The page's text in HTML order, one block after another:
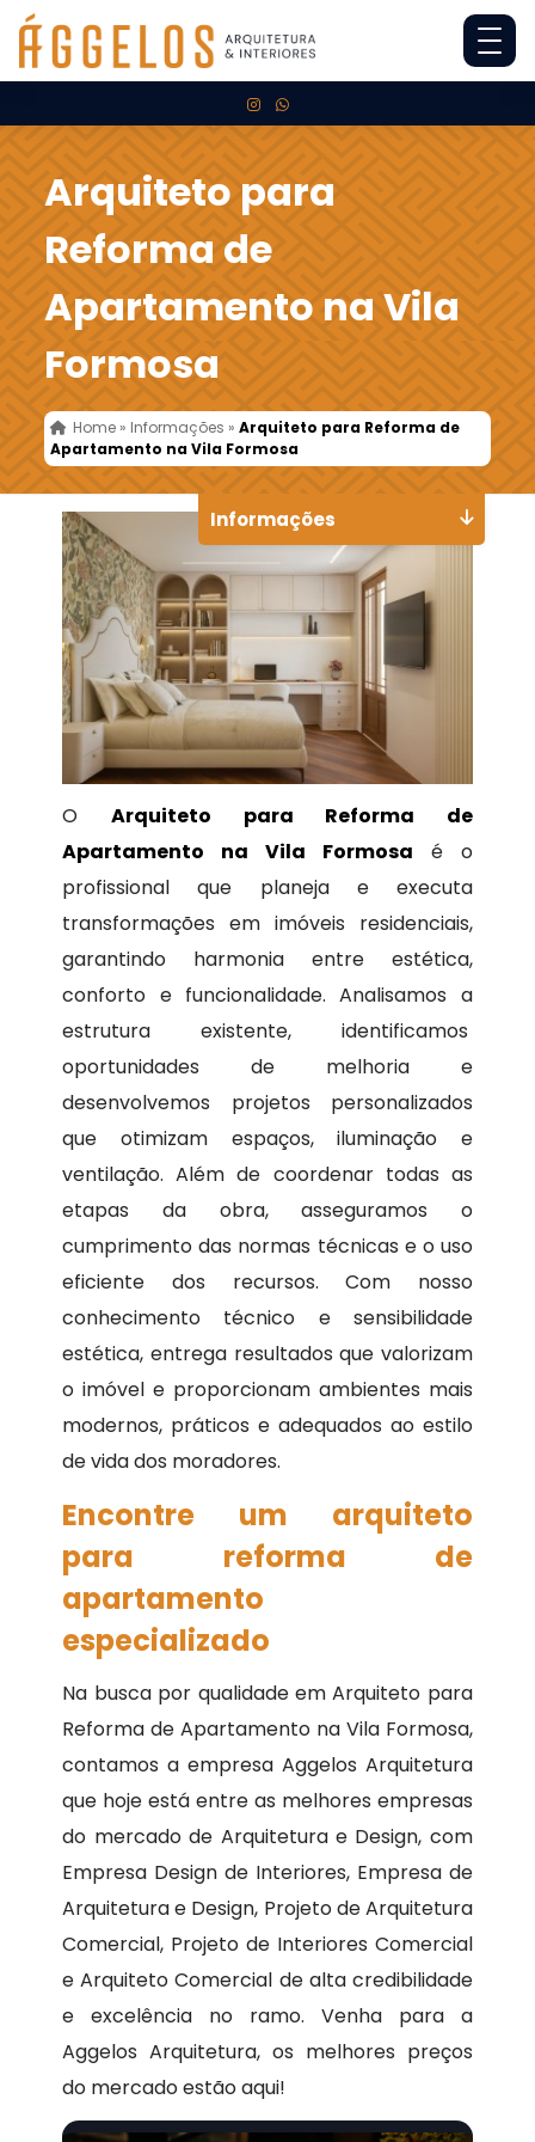
Arquiteto para
Reforma de
Apartamento na Vila
Formosa
Home » Informações »Arquiteto para Reforma de
Apartamento na Vila Formosa
O Arquiteto para Reforma de
Apartamento na Vila Formosa é o
profissional que planeja e executa
transformações em imóveis residenciais,
garantindo harmonia entre estética,
conforto e funcionalidade. Analisamos a
estrutura existente, identificamos
oportunidades de melhoria e
desenvolvemos projetos personalizados
que otimizam espaços, iluminação e
ventilação. Além de coordenar todas as
etapas da obra, asseguramos o
cumprimento das normas técnicas e o uso
eficiente dos recursos. Com nosso
conhecimento técnico e sensibilidade
estética, entrega resultados que valorizam
o imóvel e proporcionam ambientes mais
modernos, práticos e adequados ao estilo
de vida dos moradores.
Encontre um arquiteto
para reforma de
apartamento
especializado
Na busca por qualidade em Arquiteto para
Reforma de Apartamento na Vila Formosa,
contamos a empresa Aggelos Arquitetura
que hoje está entre as melhores empresas
do mercado de Arquitetura e Design, com
Empresa Design de Interiores, Empresa de
Arquitetura e Design, Projeto de Arquitetura
Comercial, Projeto de Interiores Comercial
e Arquiteto Comercial de alta credibilidade
e excelência no ramo. Venha para a
Aggelos Arquitetura, os melhores preços
do mercado estão aqui!
Informações